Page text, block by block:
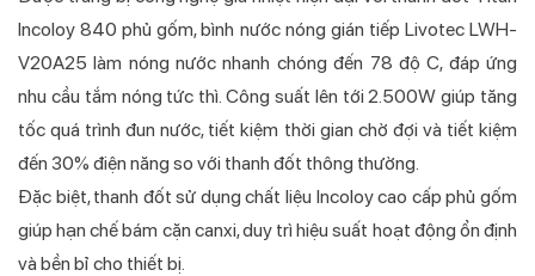
Incoloy 840 phủ gốm, bình nước nóng gián tiếp Livotec LWH-
V20A25 làm nóng nước nhanh chóng đến 78 độ C, đáp ứng
nhu cầu tắm nóng tức thì. Công suất lên tới 2.500W giúp tăng
tốc quá trình đun nước, tiết kiệm thời gian chờ đợi và tiết kiệm
đến 30% điện năng so với thanh đốt thông thường.
Đặc biệt, thanh đốt sử dụng chất liệu Incoloy cao cấp phủ gốm
giúp hạn chế bám cặn canxi, duy trì hiệu suất hoạt động ổn định
và bền bỉ cho thiết bị.